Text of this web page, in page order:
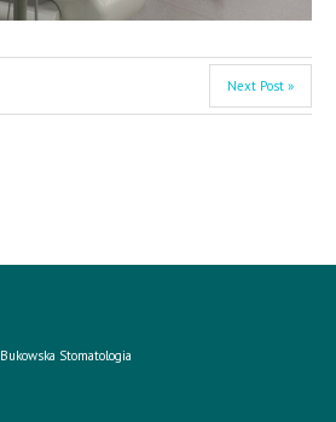
Next Post »
Bukowska Stomatologia